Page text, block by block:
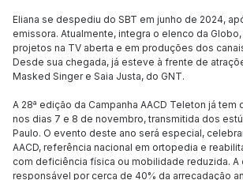
Eliana se despediu do SBT em junho de 2024,
emissora. Atualmente, integra o elenco da
projetos na TV aberta e em produções dos
Desde sua chegada, já esteve à frente de
Masked Singer e Saia Justa, do GNT.
A 28ª edição da Campanha AACD Teleton já tem
nos dias 7 e 8 de novembro, transmitida dos
Paulo. O evento deste ano será especial,
AACD, referência nacional em ortopedia e
com deficiência física ou mobilidade reduzida. A
responsável por cerca de 40% da arrecadação